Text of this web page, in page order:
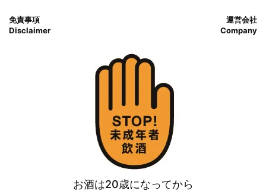
免責事項
Disclaimer
運営会社
Company
お酒は20歳になってから